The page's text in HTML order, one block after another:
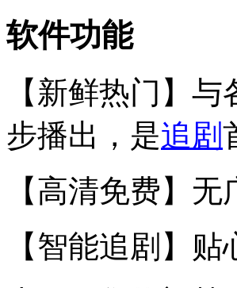
软件功能
【新鲜热门】
步播出，是追剧
【高清免费】
【智能追剧】